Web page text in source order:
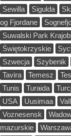
Sewilla
Sigulda
og Fjordane
Suwalski Park
Świętokrzyskie
Szwecja
Szybenik
Tavira
Temesz
Tunis
Turaida
USA
Uusimaa
Voznesensk
mazurskie